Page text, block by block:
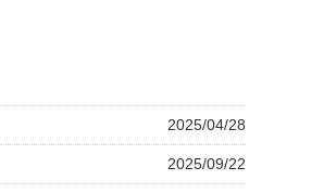
2025/04/28
2025/09/22